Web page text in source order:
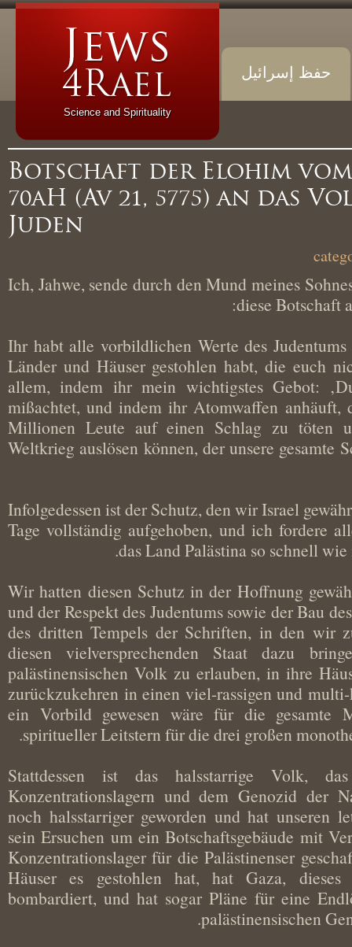
Science and Spirituality
حفظ إسرائيل
Botschaft der Elohim
70aH (Av 21, 5775) an das
Juden
Ich, Jahwe, sende durch den Mund meines
diese
„Ihr habt alle vorbildlichen Werte des
Länder und Häuser gestohlen habt, die
allem, indem ihr mein wichtigstes Gebot:
mißachtet, und indem ihr Atomwaffen
Millionen Leute auf einen Schlag zu
Weltkrieg auslösen können, der unsere
Infolgedessen ist der Schutz, den wir Israel
Tage vollständig aufgehoben, und ich
das Land Palästina so schnell
Wir hatten diesen Schutz in der Hoffnung
und der Respekt des Judentums sowie der Bau
des dritten Tempels der Schriften, in den
diesen vielversprechenden Staat dazu
palästinensischen Volk zu erlauben, in ihre
zurückzukehren in einen viel-rassigen und
ein Vorbild gewesen wäre für die
spiritueller Leitstern für die drei großen
Stattdessen ist das halsstarrige Volk,
Konzentrationslagern und dem Genozid
noch halsstarriger geworden und hat
sein Ersuchen um ein Botschaftsgebäude mit
Konzentrationslager für die Palästinenser
Häuser es gestohlen hat, hat Gaza,
bombardiert, und hat sogar Pläne für eine
palästinensischen